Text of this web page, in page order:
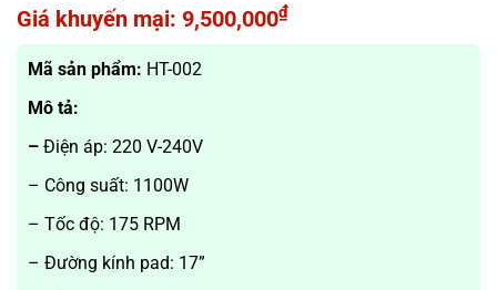
5
trên
đánh
Giá
gốc
là:
10,250,000₫.
9,500,000₫
Giá
hiện
tại
là:
9,500,000₫.
Mã sản phẩm: HT-002
Mô tả:
– Điện áp: 220 V-240V
– Công suất: 1100W
– Tốc độ: 175 RPM
– Đường kính pad: 17”